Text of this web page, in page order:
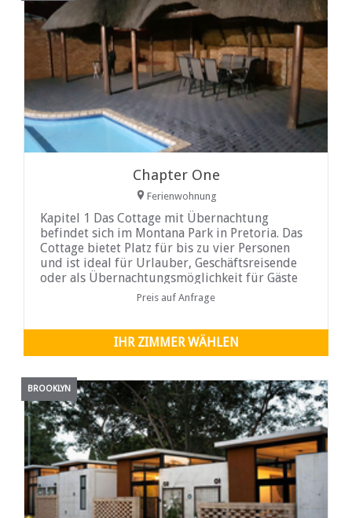
Chapter One
Ferienwohnung
Kapitel 1 Das Cottage mit Übernachtung
befindet sich im Montana Park in Pretoria. Das
Cottage bietet Platz für bis zu vier Personen
und ist ideal für Urlauber, Geschäftsreisende
oder als Übernachtungsmöglichkeit für Gäste
mit Termin im Montana Private Hospital. Dieses
Cottage liegt nur wenige Gehminuten vom
Traders entfernt...
Preis auf Anfrage
IHR ZIMMER WÄHLEN
BROOKLYN